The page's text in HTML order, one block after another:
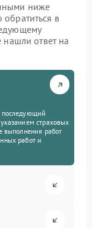
ниже
в
нашли ответ на
последующий
страховых
выполнения работ
работ и